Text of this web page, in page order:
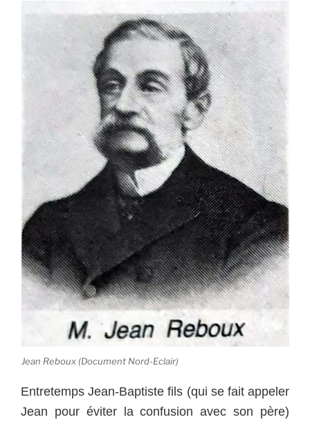
Jean Reboux (Document Nord-Eclair)
Entretemps Jean-Baptiste fils (qui se fait appeler
Jean pour éviter la confusion avec son père)